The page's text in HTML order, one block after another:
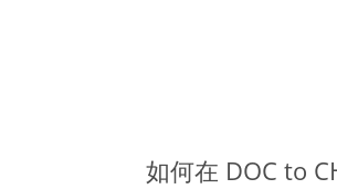
如何在 DOC to